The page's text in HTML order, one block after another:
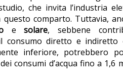
che invita l’industria
comparto. Tuttavia,
esolare, sebbene
consumo diretto e indiretto
inferiore, potrebbero
consumi d’acqua fino a 1,6